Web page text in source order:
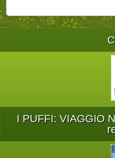
I PUFFI: VIAGGIO